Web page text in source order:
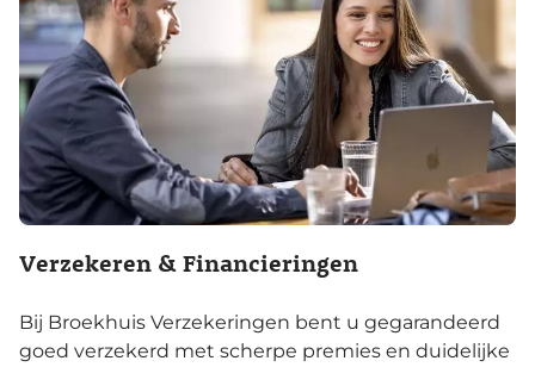
Verzekeren & Financieringen
Bij Broekhuis Verzekeringen bent u gegarandeerd
goed verzekerd met scherpe premies en duidelijke